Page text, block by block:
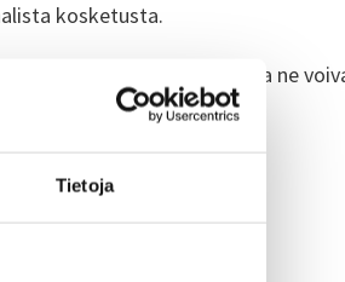
Tietoja
kosketusta.
kanssa, koska ne